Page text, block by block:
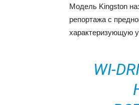
Модель Kingston
репортажа с
характеризующую
WI-